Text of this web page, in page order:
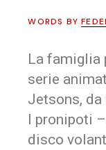
WORDS BY
La famiglia
serie
Jetsons,
I pronipoti
disco